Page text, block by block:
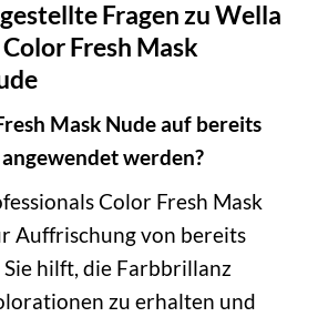
Fragen zu Wella
Fresh Mask
Mask Nude auf bereits
werden?
Color Fresh Mask
Auffrischung von bereits
hilft, die Farbbrillanz
zu erhalten und